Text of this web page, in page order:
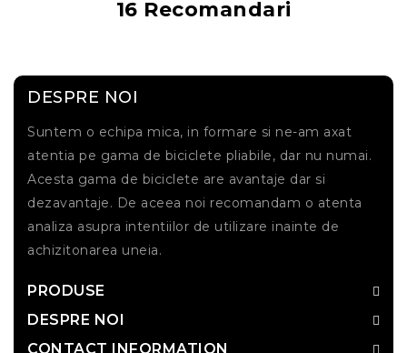
16 Recomandari
DESPRE NOI
Suntem o echipa mica, in formare si ne-am axat
atentia pe gama de biciclete pliabile, dar nu numai.
Acesta gama de biciclete are avantaje dar si
dezavantaje. De aceea noi recomandam o atenta
analiza asupra intentiilor de utilizare inainte de
achizitonarea uneia.
PRODUSE
DESPRE NOI
CONTACT INFORMATION